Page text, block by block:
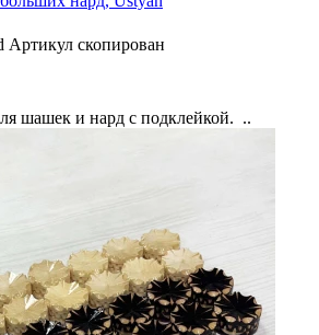
Артикул скопирован
шашек и нард с подклейкой. ..